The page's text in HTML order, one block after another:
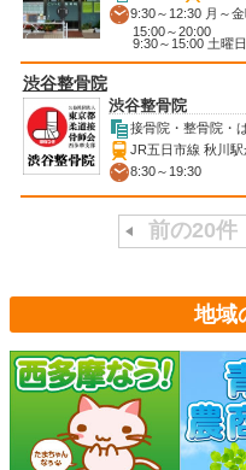
9:30～12:30 月～金
15:00～20:00
9:30～15:00 土曜日
渋谷整骨院
渋谷整骨院
接骨院・整骨院・
JR五日市線 秋川
8:30～19:30
前の20件
地域